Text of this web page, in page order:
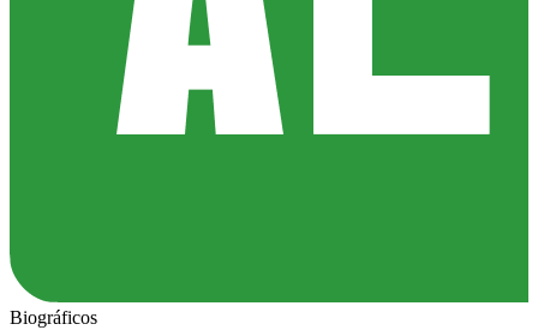
Biográficos